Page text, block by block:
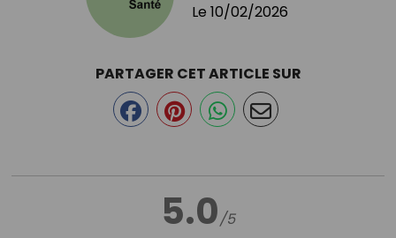
Le 10/02/2026
5.0/5
PARTAGER CET ARTICLE SUR